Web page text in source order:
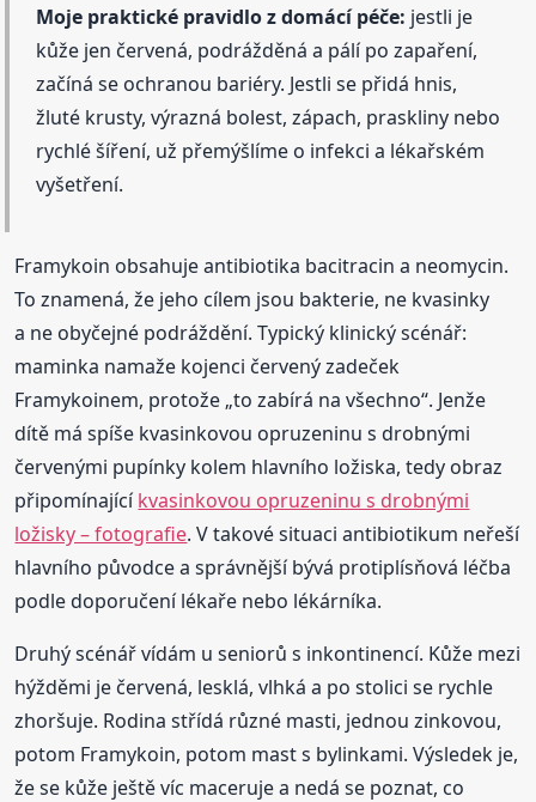
Moje praktické pravidlo z domácí péče: jestli je
kůže jen červená, podrážděná a pálí po zapaření,
začíná se ochranou bariéry. Jestli se přidá hnis,
žluté krusty, výrazná bolest, zápach, praskliny nebo
rychlé šíření, už přemýšlíme o infekci a lékařském
vyšetření.
Framykoin obsahuje antibiotika bacitracin a neomycin.
To znamená, že jeho cílem jsou bakterie, ne kvasinky
a ne obyčejné podráždění. Typický klinický scénář:
maminka namaže kojenci červený zadeček
Framykoinem, protože „to zabírá na všechno“. Jenže
dítě má spíše kvasinkovou opruzeninu s drobnými
červenými pupínky kolem hlavního ložiska, tedy obraz
připomínajícíkvasinkovou opruzeninu s drobnými
ložisky – fotografie. V takové situaci antibiotikum neřeší
hlavního původce a správnější bývá protiplísňová léčba
podle doporučení lékaře nebo lékárníka.
Druhý scénář vídám u seniorů s inkontinencí. Kůže mezi
hýžděmi je červená, lesklá, vlhká a po stolici se rychle
zhoršuje. Rodina střídá různé masti, jednou zinkovou,
potom Framykoin, potom mast s bylinkami. Výsledek je,
že se kůže ještě víc maceruje a nedá se poznat, co